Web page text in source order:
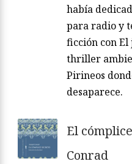
había
para radio y
ficción con El
thriller
Pirineos
desaparece.
El
Conrad